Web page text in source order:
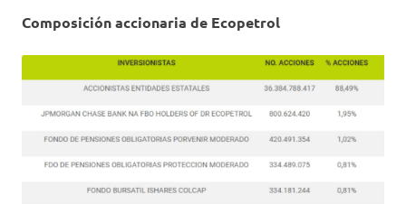
Composición accionaria de Ecopetrol